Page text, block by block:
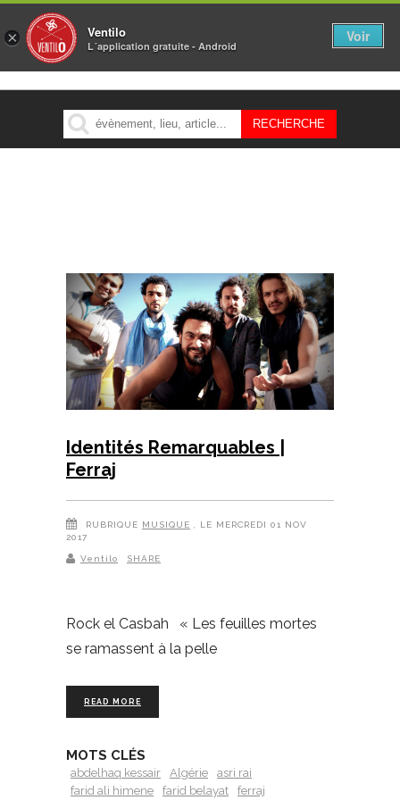
MENU
Identités Remarquables |
Ferraj
RUBRIQUE MUSIQUE
, LE MERCREDI 01 NOV
2017
Ventilo SHARE
Rock el Casbah « Les feuilles mortes
se ramassent à la pelle
READ MORE
MOTS CLÉS
abdelhaq kessair Algérie
asri rai
farid ali himene
farid belayat ferraj
× Ventilo
L´application gratuite - Android
Voir